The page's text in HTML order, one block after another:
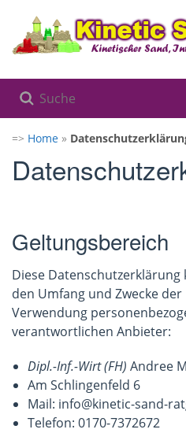
Hauptinhalt
springen
=> Home »
Geltungsbereich
Diese
den Umfang und Zwecke
Verwendung
verantwortlichen Anbieter:
Dipl.-Inf.-Wirt (FH) Andree
Am Schlingenfeld 6
Mail: info@kinetic-sand-
Telefon: 0170-7372672